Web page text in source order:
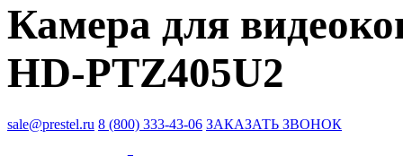
Камера для
HD-PTZ405U2
sale@prestel.ru 8 (800) 333-43-06 ЗАКАЗАТЬ ЗВОНОК